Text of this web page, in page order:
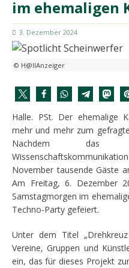
im ehemaligen
3. Dezember 2024
© H@llAnzeiger
Halle. PSt. Der ehemalige
mehr und mehr zum
Nachdem das
November tausende Gäste
Am Freitag, 6. Dezember
Samstagmorgen im
Techno-Party gefeiert.
Unter dem Titel
Vereine, Gruppen und
ein, das für dieses Projekt